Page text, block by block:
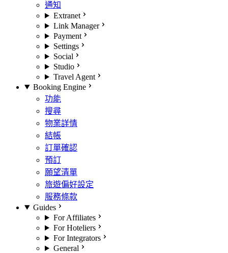
通知
Extranet
Link Manager
Payment
Settings
Social
Studio
Travel Agent
Booking Engine
功能
搜尋
物業詳情
結帳
訂單確認
預訂
願望清單
旅遊偏好設定
服務條款
Guides
For Affiliates
For Hoteliers
For Integrators
General